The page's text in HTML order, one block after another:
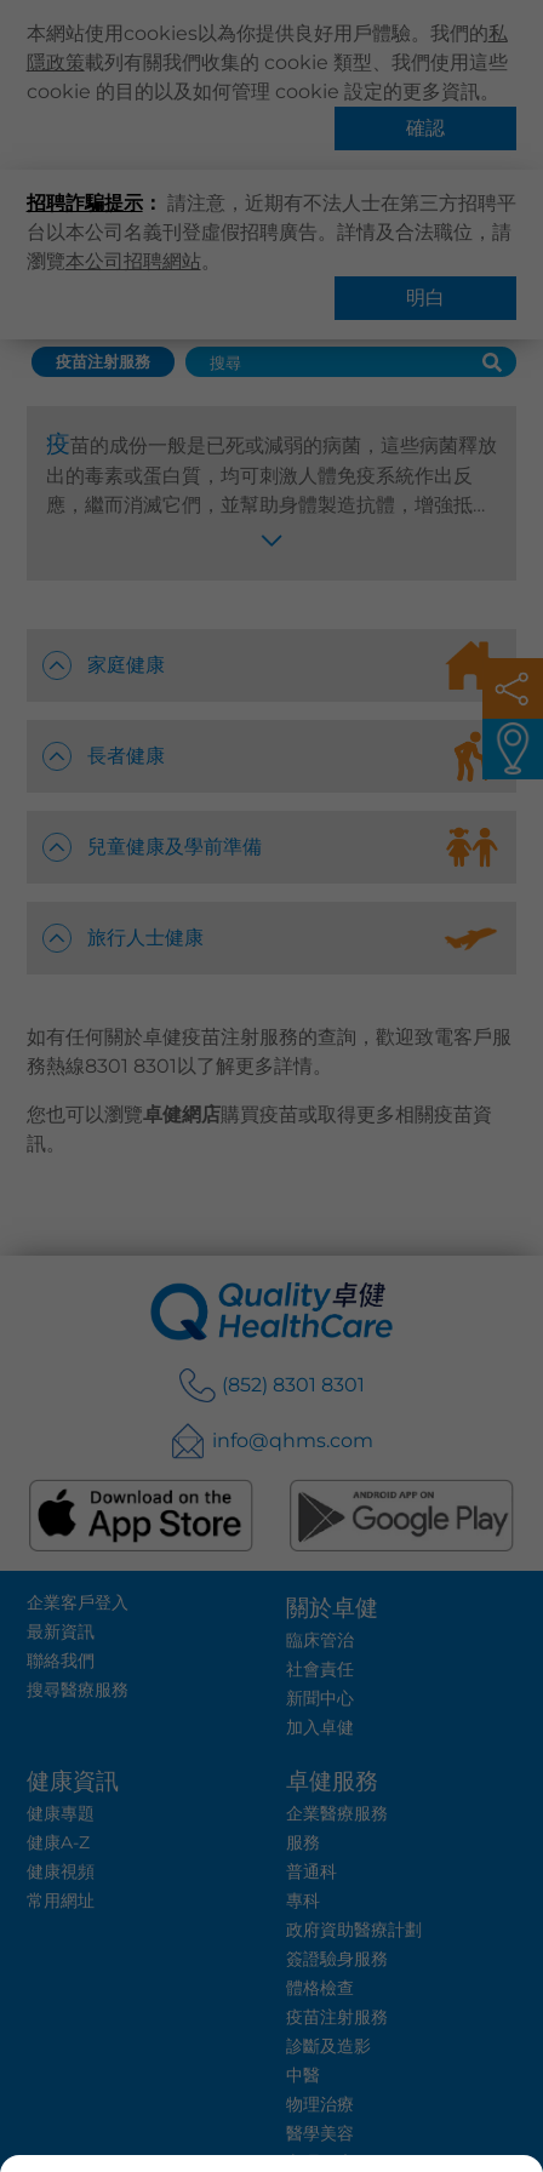
本網站使用cookies以為你提供良好用戶體驗。我們的私
隱政策載列有關我們收集的 cookie 類型、我們使用這些
cookie 的目的以及如何管理 cookie 設定的更多資訊。
確認
招聘詐騙提示： 請注意，近期有不法人士在第三方招聘平
台以本公司名義刊登虛假招聘廣告。詳情及合法職位，請
瀏覽本公司招聘網站。
明白
主頁
卓健服務
卓健手機App
最新資訊
搜尋醫療服務
登記 / 登入
主頁 卓健服務 疫苗注射服務
疫苗注射服務
疫苗的成份一般是已死或減弱的病菌，這些病菌釋放
出的毒素或蛋白質，均可刺激人體免疫系統作出反
應，繼而消滅它們，並幫助身體製造抗體，增強抵抗
力減低將來感染疾病的機會，而人生中的不同階段都
考慮接種疫苗的建議：
家庭健康
長者健康
兒童健康及學前準備
旅行人士健康
如有任何關於卓健疫苗注射服務的查詢，歡迎致電客戶服
務熱線8301 8301以了解更多詳情。
您也可以瀏覽卓健網店購買疫苗或取得更多相關疫苗資
訊。
(852) 8301 8301
info@qhms.com
企業客戶登入
最新資訊
聯絡我們
搜尋醫療服務
關於卓健
臨床管治
社會責任
新聞中心
加入卓健
健康資訊
健康專題
健康A-Z
健康視頻
常用網址
卓健服務
企業醫療服務
服務
普通科
專科
政府資助醫療計劃
簽證驗身服務
體格檢查
疫苗注射服務
診斷及造影
中醫
物理治療
醫學美容
心理健康